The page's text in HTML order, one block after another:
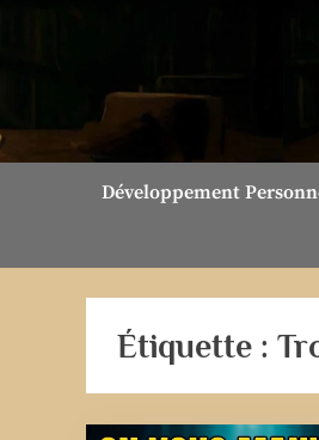
Développement
Étiquette :